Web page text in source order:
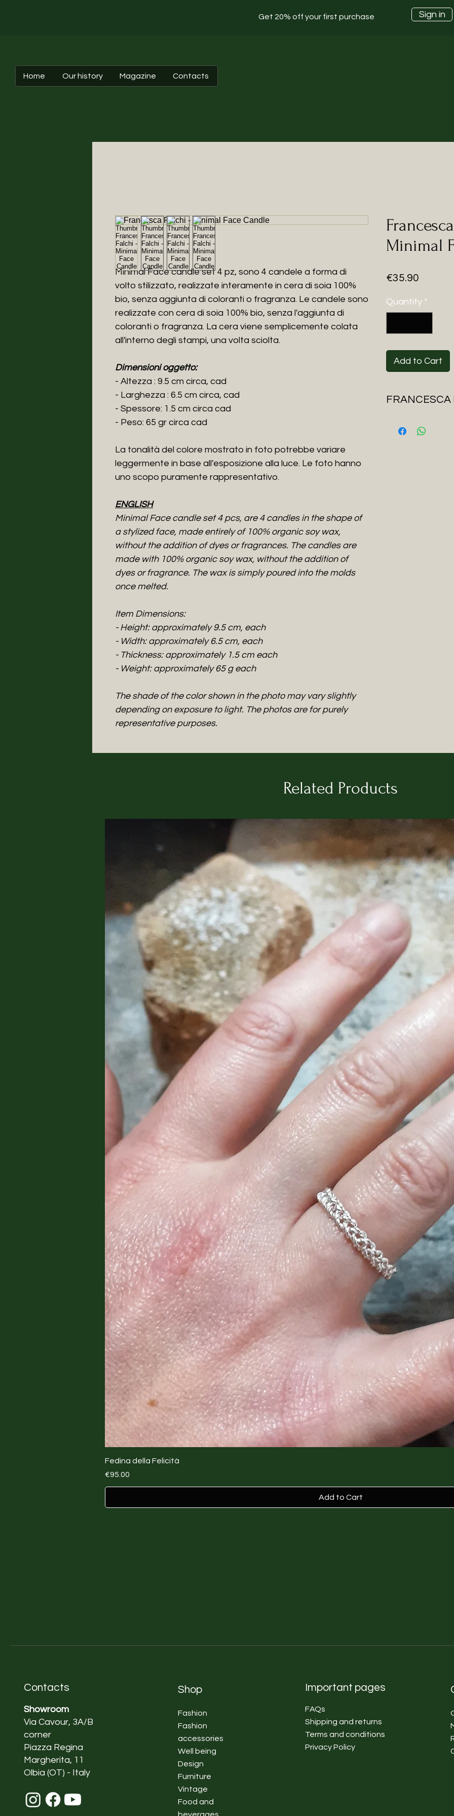
Get 20% off your first purchase Sign in
Home Our history Magazine Contacts
Minimal Face candle set 4 pz, sono 4 candele a forma di
volto stilizzato, realizzate interamente in cera di soia 100%
bio, senza aggiunta di coloranti o fragranza. Le candele sono
realizzate con cera di soia 100% bio, senza l'aggiunta di
coloranti o fragranza. La cera viene semplicemente colata
all'interno degli stampi, una volta sciolta.
Dimensioni oggetto:
- Altezza : 9.5 cm circa, cad
- Larghezza : 6.5 cm circa, cad
- Spessore: 1.5 cm circa cad
- Peso: 65 gr circa cad
La tonalità del colore mostrato in foto potrebbe variare
leggermente in base all'esposizione alla luce. Le foto hanno
uno scopo puramente rappresentativo.
ENGLISH
Minimal Face candle set 4 pcs, are 4 candles in the shape of
a stylized face, made entirely of 100% organic soy wax,
without the addition of dyes or fragrances. The candles are
made with 100% organic soy wax, without the addition of
dyes or fragrance. The wax is simply poured into the molds
once melted.
Item Dimensions:
- Height: approximately 9.5 cm, each
- Width: approximately 6.5 cm, each
- Thickness: approximately 1.5 cm each
- Weight: approximately 65 g each
The shade of the color shown in the photo may vary slightly
depending on exposure to light. The photos are for purely
representative purposes.
Minimal
€35.90
Quantity *
Add to Cart
FRANCESCA
di creare una
Roma e Grecia,
​Nella collezione
sezione dedicata
produrre, con
rimando evidente
del periodo.
The project was
intention of
accessories with
shapes.
Some objects are
plaster), but the
created with the
The intent is to
natural and
material. Despite
finished product
The basic idea
could satisfy
The product
process which
an appearance
ceramics. I also
could in all
given my studies
loved the
names that I give
past and glorious
However my
always remained
have a myriad of
that I love to leaf
That's why I
with the names
ancient Rome
characteristics
these eras.
​In the collection
dedicated to
with particular
to the trends of the
Related Products
Fedina della Felicità
Price
€95.00
Add to Cart
Contacts
Showroom
Via Cavour, 3A/B
corner
Piazza Regina
Margherita, 11
Olbia (OT) - Italy
Shop
Fashion
Fashion
accessories
Well being
Design
Furniture
Vintage
Food and
beverages
Important pages
FAQs
Shipping and returns
Terms and conditions
Privacy Policy